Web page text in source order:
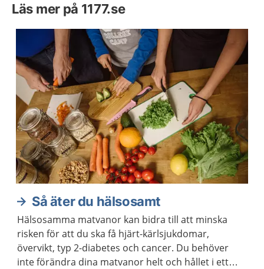
Läs mer på 1177.se
Så äter du hälsosamt
Hälsosamma matvanor kan bidra till att minska
risken för att du ska få hjärt-kärlsjukdomar,
övervikt, typ 2-diabetes och cancer. Du behöver
inte förändra dina matvanor helt och hållet i ett